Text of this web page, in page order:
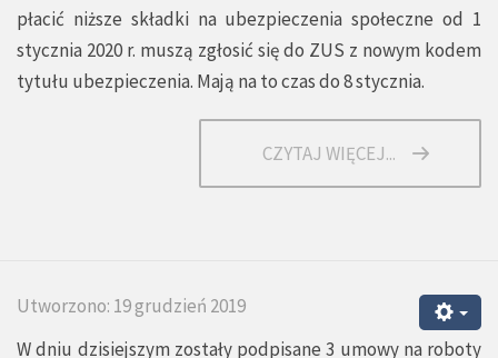
płacić niższe składki na ubezpieczenia społeczne od 1
stycznia 2020 r. muszą zgłosić się do ZUS z nowym kodem
tytułu ubezpieczenia. Mają na to czas do 8 stycznia.
CZYTAJ WIĘCEJ...
Utworzono: 19 grudzień 2019
W dniu dzisiejszym zostały podpisane 3 umowy na roboty